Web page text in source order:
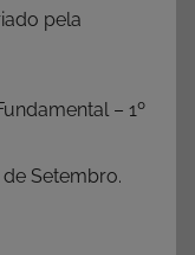
pela
– 1º
de Setembro.